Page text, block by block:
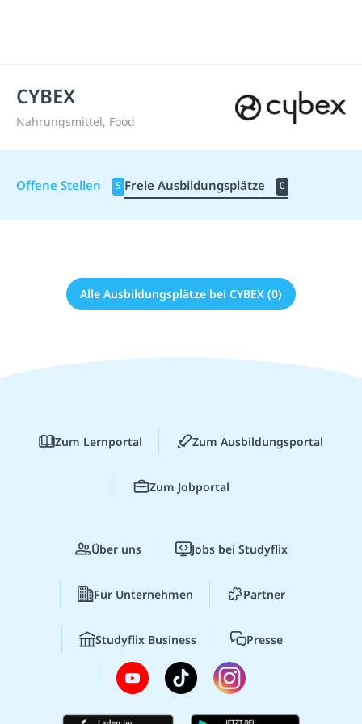
CYBEX
Nahrungsmittel, Food
Offene Stellen 5 Freie Ausbildungsplätze 0
Alle Ausbildungsplätze bei CYBEX (0)
Zum Lernportal Zum Ausbildungsportal
Zum Jobportal
Über uns Jobs bei Studyflix
Für Unternehmen Partner
Studyflix Business Presse